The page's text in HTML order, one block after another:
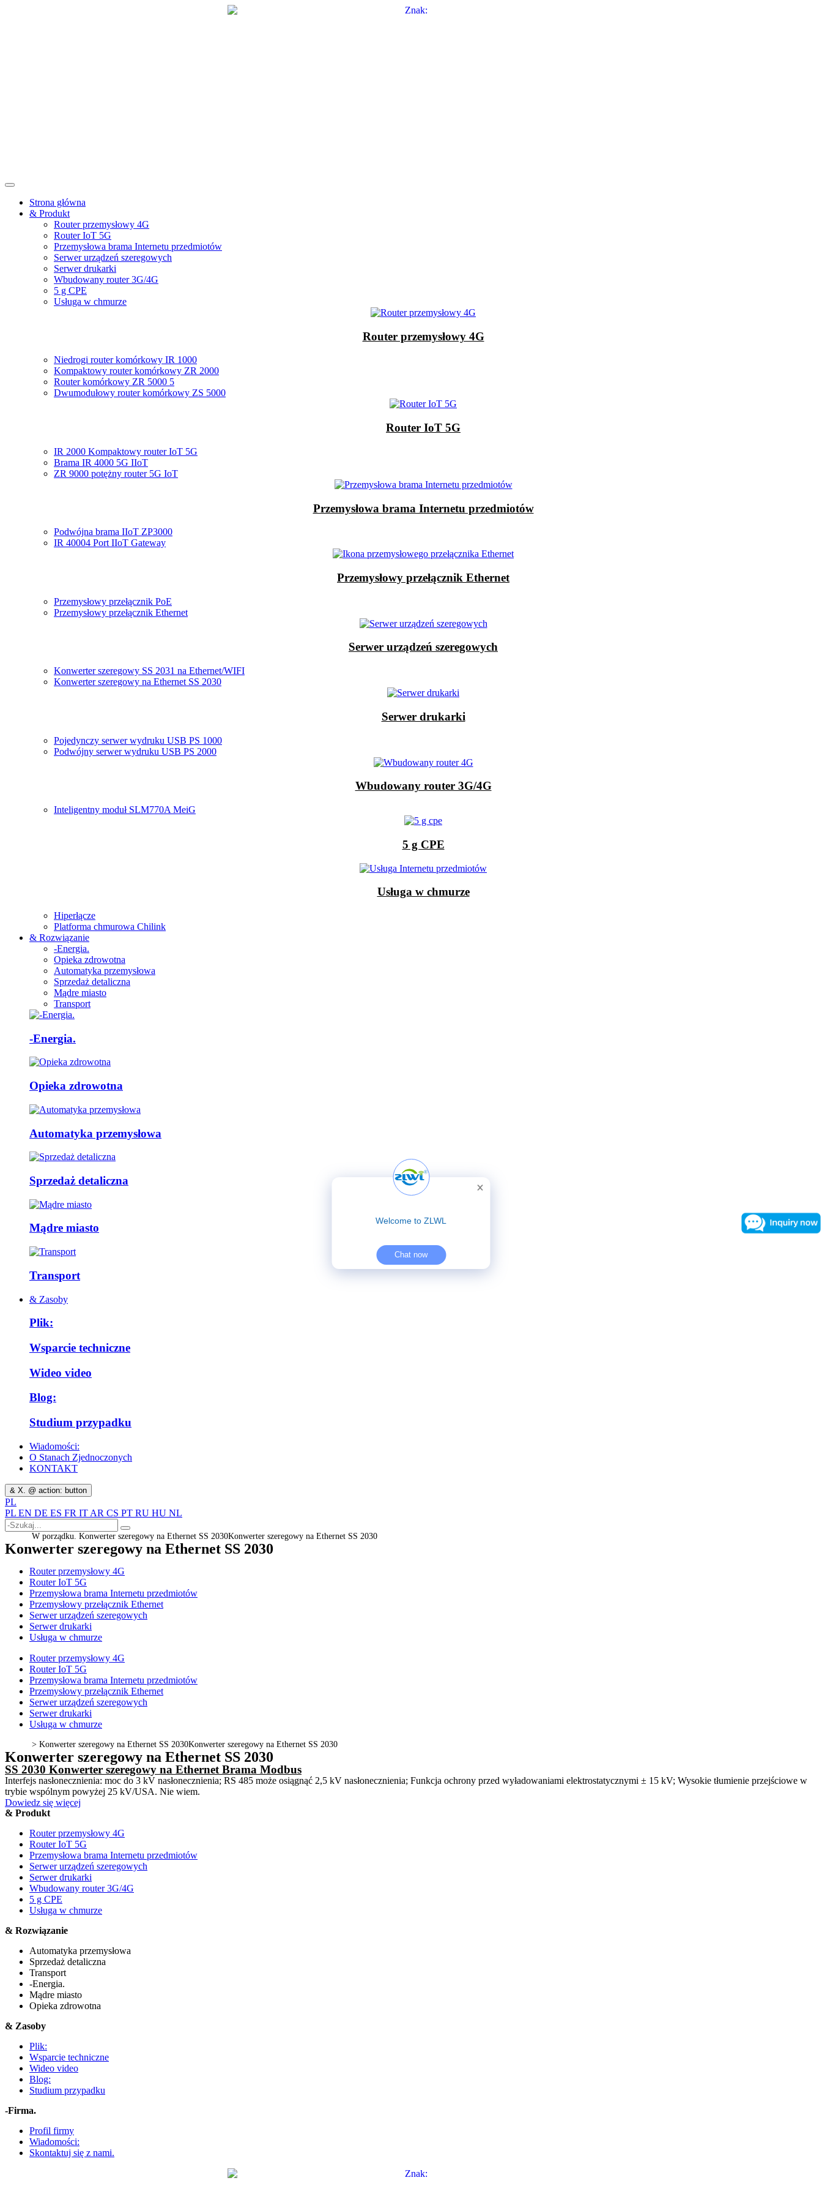
Strona główna
& Produkt
Router przemysłowy 4G
Router IoT 5G
Przemysłowa brama Internetu przedmiotów
Serwer urządzeń szeregowych
Serwer drukarki
Wbudowany router 3G/4G
5 g CPE
Usługa w chmurze
Router przemysłowy 4G
Niedrogi router komórkowy IR 1000
Kompaktowy router komórkowy ZR 2000
Router komórkowy ZR 5000 5
Dwumodułowy router komórkowy ZS 5000
Router IoT 5G
IR 2000 Kompaktowy router IoT 5G
Brama IR 4000 5G IIoT
ZR 9000 potężny router 5G IoT
Przemysłowa brama Internetu przedmiotów
Podwójna brama IIoT ZP3000
IR 40004 Port IIoT Gateway
Przemysłowy przełącznik Ethernet
Przemysłowy przełącznik PoE
Przemysłowy przełącznik Ethernet
Serwer urządzeń szeregowych
Konwerter szeregowy SS 2031 na Ethernet/WIFI
Konwerter szeregowy na Ethernet SS 2030
Serwer drukarki
Pojedynczy serwer wydruku USB PS 1000
Podwójny serwer wydruku USB PS 2000
Wbudowany router 3G/4G
Inteligentny moduł SLM770A MeiG
5 g CPE
Usługa w chmurze
Hiperłącze
Platforma chmurowa Chilink
& Rozwiązanie
-Energia.
Opieka zdrowotna
Automatyka przemysłowa
Sprzedaż detaliczna
Mądre miasto
Transport
-Energia.
Opieka zdrowotna
Automatyka przemysłowa
Sprzedaż detaliczna
Mądre miasto
Transport
& Zasoby
Plik:
Wsparcie techniczne
Wideo video
Blog:
Studium przypadku
Wiadomości:
O Stanach Zjednoczonych
KONTAKT
& X. @ action: button
PL
PL EN DE ES FR IT AR CS PT RU HU NL
W porządku. Konwerter szeregowy na Ethernet SS 2030Konwerter szeregowy na Ethernet SS 2030
Konwerter szeregowy na Ethernet SS 2030
Router przemysłowy 4G
Router IoT 5G
Przemysłowa brama Internetu przedmiotów
Przemysłowy przełącznik Ethernet
Serwer urządzeń szeregowych
Serwer drukarki
Usługa w chmurze
Router przemysłowy 4G
Router IoT 5G
Przemysłowa brama Internetu przedmiotów
Przemysłowy przełącznik Ethernet
Serwer urządzeń szeregowych
Serwer drukarki
Usługa w chmurze
> Konwerter szeregowy na Ethernet SS 2030Konwerter szeregowy na Ethernet SS 2030
Konwerter szeregowy na Ethernet SS 2030
SS 2030 Konwerter szeregowy na Ethernet Brama Modbus
Interfejs nasłonecznienia: moc do 3 kV nasłonecznienia; RS 485 może osiągnąć 2,5 kV nasłonecznienia; Funkcja ochrony przed wyładowaniami elektrostatycznymi ± 15 kV; Wysokie tłumienie przejściowe w
trybie wspólnym powyżej 25 kV/USA. Nie wiem.
Dowiedz się więcej
& Produkt
Router przemysłowy 4G
Router IoT 5G
Przemysłowa brama Internetu przedmiotów
Serwer urządzeń szeregowych
Serwer drukarki
Wbudowany router 3G/4G
5 g CPE
Usługa w chmurze
& Rozwiązanie
Automatyka przemysłowa
Sprzedaż detaliczna
Transport
-Energia.
Mądre miasto
Opieka zdrowotna
& Zasoby
Plik:
Wsparcie techniczne
Wideo video
Blog:
Studium przypadku
-Firma.
Profil firmy
Wiadomości:
Skontaktuj się z nami.
Welcome to ZLWL
Chat now